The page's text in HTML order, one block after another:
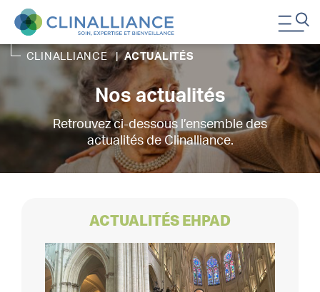
CLINALLIANCE | ACTUALITÉS
Nos actualités
Retrouvez ci-dessous l’ensemble des
actualités de Clinalliance.
ACTUALITÉS EHPAD